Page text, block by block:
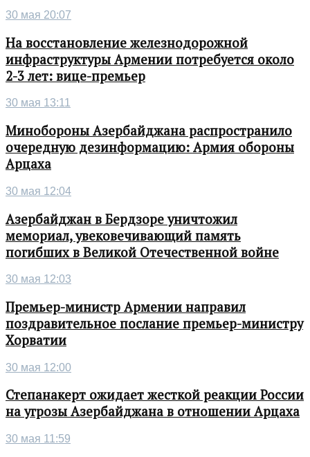
30 мая 20:07
На восстановление железнодорожной
инфраструктуры Армении потребуется около
2-3 лет: вице-премьер
30 мая 13:11
Минобороны Азербайджана распространило
очередную дезинформацию: Армия обороны
Арцаха
30 мая 12:04
Азербайджан в Бердзоре уничтожил
мемориал, увековечивающий память
погибших в Великой Отечественной войне
30 мая 12:03
Премьер-министр Армении направил
поздравительное послание премьер-министру
Хорватии
30 мая 12:00
Степанакерт ожидает жесткой реакции России
на угрозы Азербайджана в отношении Арцаха
30 мая 11:59